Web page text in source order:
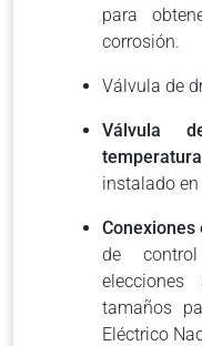
para
corrosión.
Válvula de
Válvula
instalado
Conexiones
de
tamaños
Eléctrico